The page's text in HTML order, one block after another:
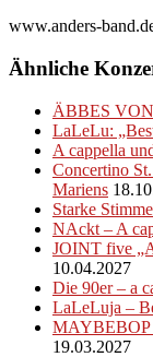
www.anders-
Ähnliche
ÄBBES
LaLeLu:
A cappella
Concertino
Mariens
Starke
NAckt – A
JOINT five
10.04.2027
Die 90er – a
LaLeLuja –
MAYBEBOP
19.03.2027